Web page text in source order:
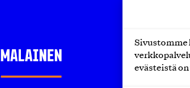
Sivustomme
evästeistä